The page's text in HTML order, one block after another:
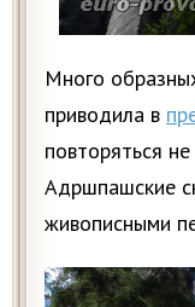
Много
приводила в
повторяться
Адршпашские
живописными